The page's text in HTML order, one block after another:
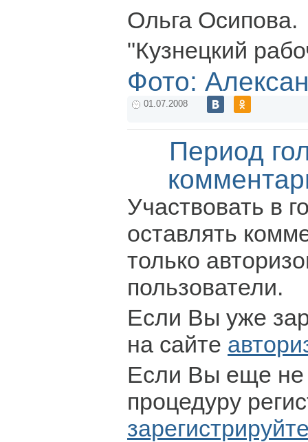
Ольга Осипова.
"Кузнецкий
Фото:
01.07.2008
Период
Участвовать в
оставлять
только
пользователи.
Если Вы уже
на сайте
Если Вы еще не
процедуру